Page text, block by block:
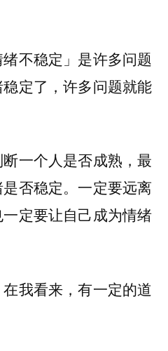
不稳定」是许多问题
定了，许多问题就能
一个人是否成熟，最
否稳定。一定要远离
定要让自己成为情绪
我看来，有一定的道